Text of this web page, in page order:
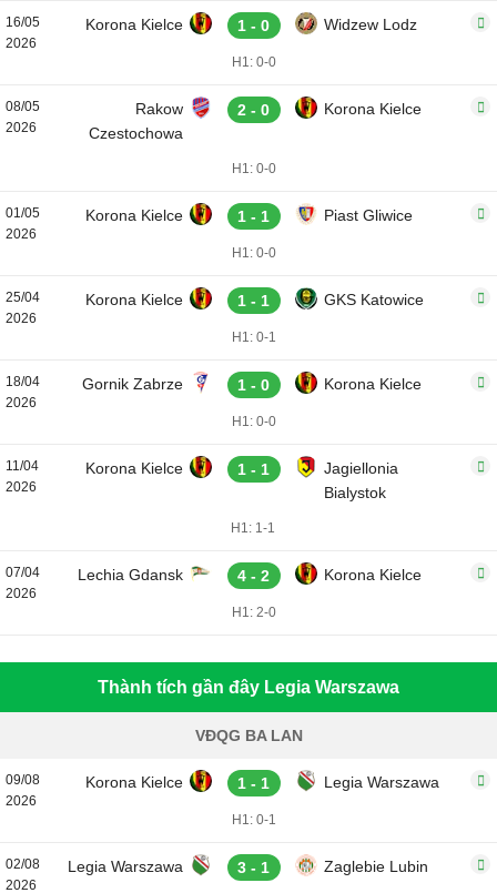
16/05
2026
Korona Kielce 1 - 0 Widzew Lodz
H1: 0-0
08/05
2026
Rakow
Czestochowa
2 - 0 Korona Kielce
H1: 0-0
01/05
2026
Korona Kielce 1 - 1 Piast Gliwice
H1: 0-0
25/04
2026
Korona Kielce 1 - 1 GKS Katowice
H1: 0-1
18/04
2026
Gornik Zabrze 1 - 0 Korona Kielce
H1: 0-0
11/04
2026
Korona Kielce 1 - 1
Jagiellonia
Bialystok
H1: 1-1
07/04
2026
Lechia Gdansk 4 - 2 Korona Kielce
H1: 2-0
Thành tích gần đây Legia Warszawa
VĐQG BA LAN
09/08
2026
Korona Kielce 1 - 1 Legia Warszawa
H1: 0-1
02/08
2026
Legia Warszawa 3 - 1 Zaglebie Lubin